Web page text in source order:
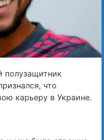
полузащитник
что
карьеру в Украине.